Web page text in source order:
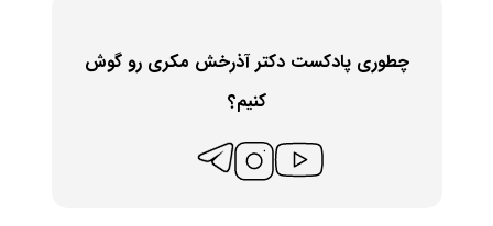
چطوری پادکست دکتر آذرخش مکری رو گوش
کنیم؟